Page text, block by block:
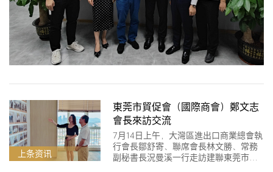
上条资讯
東莞市貿促會（國際商會）鄭文志
會長來訪交流
7月14日上午，大灣區進出口商業總會執
行會長鄒舒寄、聯席會長林文勝、常務
副秘書長況曼溪一行走訪建聯東莞市外